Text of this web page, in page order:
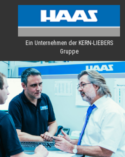
Ein Unternehmen der KERN-LIEBERS
Gruppe